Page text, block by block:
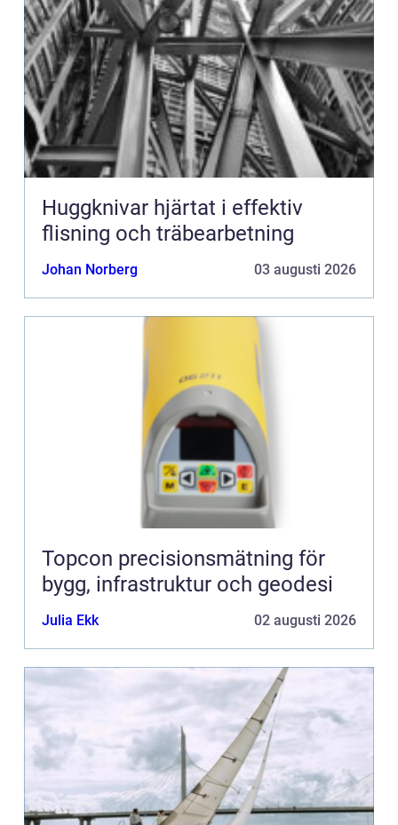
Huggknivar hjärtat i effektiv
flisning och träbearbetning
Johan Norberg 03 augusti 2026
Topcon precisionsmätning för
bygg, infrastruktur och geodesi
Julia Ekk 02 augusti 2026